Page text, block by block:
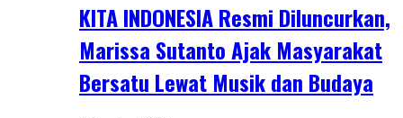
KITA INDONESIA Resmi Diluncurkan,
Marissa Sutanto Ajak Masyarakat
Bersatu Lewat Musik dan Budaya